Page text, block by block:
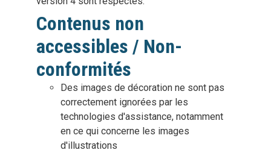
Contenus non
accessibles / Non-
conformités
Des images de décoration ne sont pas
correctement ignorées par les
technologies d'assistance, notamment
en ce qui concerne les images
d'illustrations